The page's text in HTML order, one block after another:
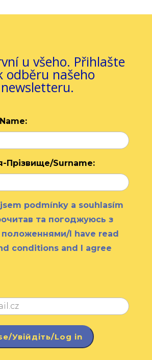
u všeho. Přihlašte
odběru našeho
newsletteru.
Прізвище/Surname:
podmínky a souhlasím
та погоджуюсь з
I have read
conditions and I agree